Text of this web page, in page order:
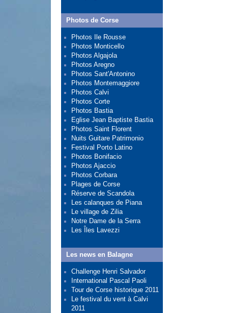
Photos de Corse
Photos Ile Rousse
Photos Monticello
Photos Algajola
Photos Aregno
Photos Sant'Antonino
Photos Montemaggiore
Photos Calvi
Photos Corte
Photos Bastia
Eglise Jean Baptiste Bastia
Photos Saint Florent
Nuits Guitare Patrimonio
Festival Porto Latino
Photos Bonifacio
Photos Ajaccio
Photos Corbara
Plages de Corse
Réserve de Scandola
Les calanques de Piana
Le village de Zilia
Notre Dame de la Serra
Les Îles Lavezzi
Les news en Balagne
Challenge Henri Salvador
International Pascal Paoli
Tour de Corse historique 2011
Le festival du vent à Calvi
2011